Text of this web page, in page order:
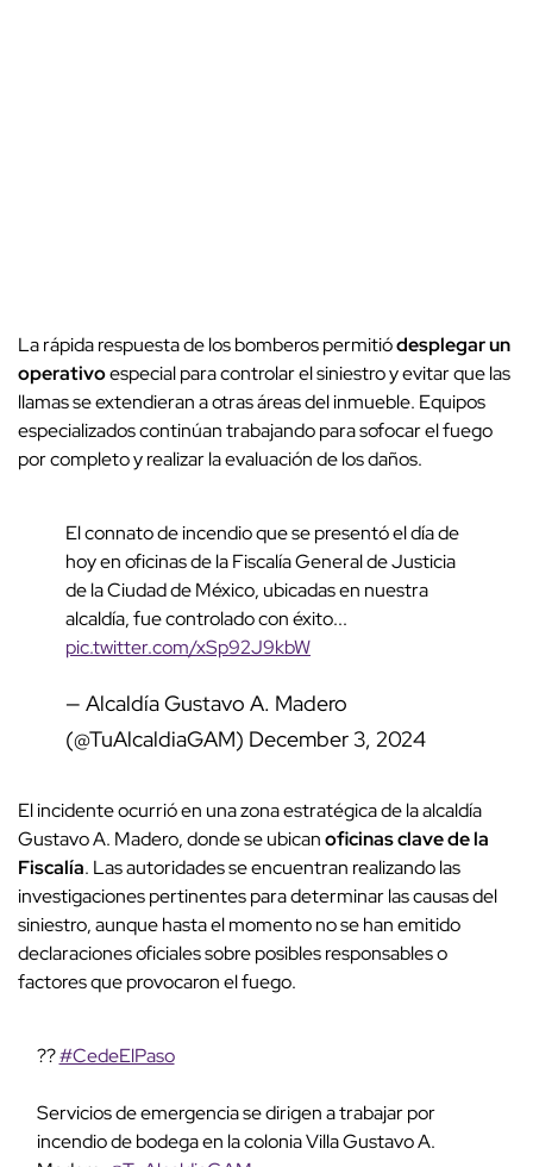
La rápida respuesta de los bomberos permitiódesplegar un
operativoespecial para controlar el siniestro y evitar que las
llamas se extendieran a otras áreas del inmueble. Equipos
especializados continúan trabajando para sofocar el fuego
por completo y realizar la evaluación de los daños.
El connato de incendio que se presentó el día de
hoy en oficinas de la Fiscalía General de Justicia
de la Ciudad de México, ubicadas en nuestra
alcaldía, fue controlado con éxito...
pic.twitter.com/xSp92J9kbW
— Alcaldía Gustavo A. Madero
(@TuAlcaldiaGAM) December 3, 2024
El incidente ocurrió en una zona estratégica de la alcaldía
Gustavo A. Madero, donde se ubicanoficinas clave de la
Fiscalía. Las autoridades se encuentran realizando las
investigaciones pertinentes para determinar las causas del
siniestro, aunque hasta el momento no se han emitido
declaraciones oficiales sobre posibles responsables o
factores que provocaron el fuego.
??#CedeElPaso
Servicios de emergencia se dirigen a trabajar por
incendio de bodega en la colonia Villa Gustavo A.